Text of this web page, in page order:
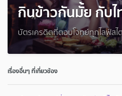
กินข้าวกันมั้ย กับ
บัตรเครดิตที่ตอบโจทย์ทุกไลฟ์ส
เรื่องอื่นๆ ที่เกี่ยวข้อง